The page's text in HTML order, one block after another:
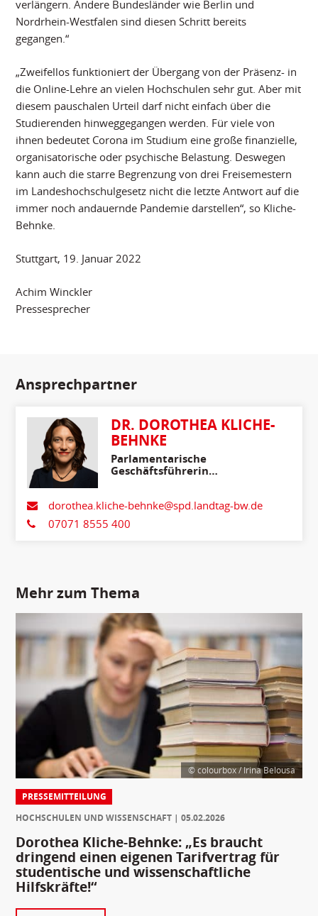
verlängern. Andere Bundesländer wie Berlin und
Nordrhein-Westfalen sind diesen Schritt bereits
gegangen.“
„Zweifellos funktioniert der Übergang von der Präsenz- in
die Online-Lehre an vielen Hochschulen sehr gut. Aber mit
diesem pauschalen Urteil darf nicht einfach über die
Studierenden hinweggegangen werden. Für viele von
ihnen bedeutet Corona im Studium eine große finanzielle,
organisatorische oder psychische Belastung. Deswegen
kann auch die starre Begrenzung von drei Freisemestern
im Landeshochschulgesetz nicht die letzte Antwort auf die
immer noch andauernde Pandemie darstellen“, so Kliche-
Behnke.
Stuttgart, 19. Januar 2022
Achim Winckler
Pressesprecher
Ansprechpartner
DR. DOROTHEA KLICHE-
BEHNKE
Parlamentarische
Geschäftsführerin
dorothea.kliche-behnke@spd.landtag-bw.de
07071 8555 400
Mehr zum Thema
© colourbox / Irina Belousa
PRESSEMITTEILUNG
HOCHSCHULEN UND WISSENSCHAFT
05.02.2026
Dorothea Kliche-Behnke: „Es braucht
dringend einen eigenen Tarifvertrag für
studentische und wissenschaftliche
Hilfskräfte!“